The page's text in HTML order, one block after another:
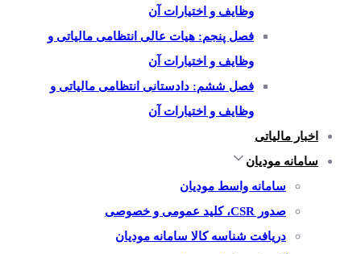
وظایف و اختیارات آن
فصل پنجم: هیات عالی انتظامی مالیاتی و
وظایف و اختیارات آن
فصل ششم: دادستانی انتظامی مالیاتی و
وظایف و اختیارات آن
اخبار مالیاتی
سامانه مودیان
سامانه واسط مودیان
صدور CSR، کلید عمومی و خصوصی
دریافت شناسه کالا سامانه مودیان